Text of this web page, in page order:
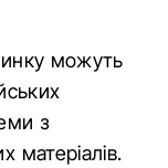
можуть
з
матеріалів.